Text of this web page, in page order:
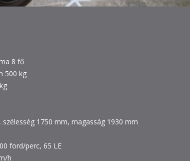
8 fő
500 kg
1750 mm, magasság 1930 mm
ford/perc, 65 LE
h